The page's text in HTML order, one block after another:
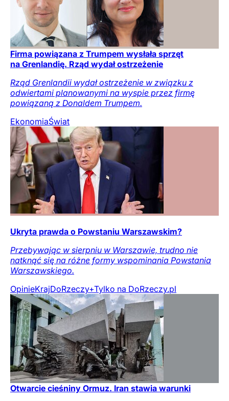
Firma powiązana z Trumpem wysłała sprzęt
na Grenlandię. Rząd wydał ostrzeżenie
Rząd Grenlandii wydał ostrzeżenie w związku z
odwiertami planowanymi na wyspie przez firmę
powiązaną z Donaldem Trumpem.
EkonomiaŚwiat
Ukryta prawda o Powstaniu Warszawskim?
Przebywając w sierpniu w Warszawie, trudno nie
natknąć się na różne formy wspominania Powstania
Warszawskiego.
OpinieKrajDoRzeczy+Tylko na DoRzeczy.pl
Otwarcie cieśniny Ormuz. Iran stawia warunki